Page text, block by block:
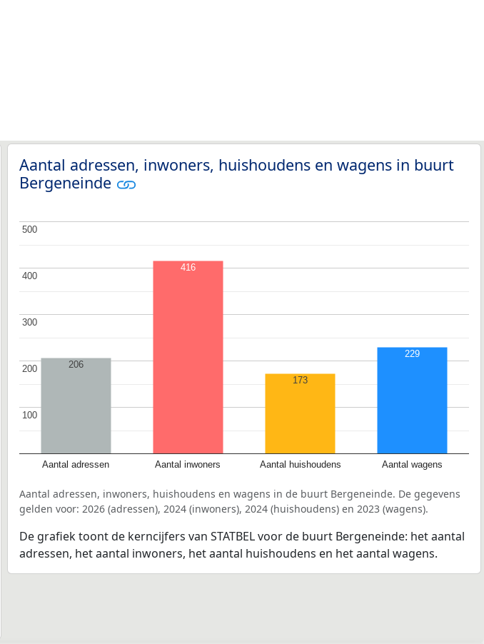
Aantal adressen, inwoners, huishoudens en wagens in buurt
Bergeneinde
Aantal adressen Aantal inwoners Aantal huishoudens Aantal wagens
100
100
200
200
300
300
400
400
500
500
206
416
173
229
Aantal adressen, inwoners, huishoudens en wagens in de buurt Bergeneinde. De gegevens
gelden voor: 2026 (adressen), 2024 (inwoners), 2024 (huishoudens) en 2023 (wagens).
De grafiek toont de kerncijfers van STATBEL voor de buurt Bergeneinde: het aantal
adressen, het aantal inwoners, het aantal huishoudens en het aantal wagens.